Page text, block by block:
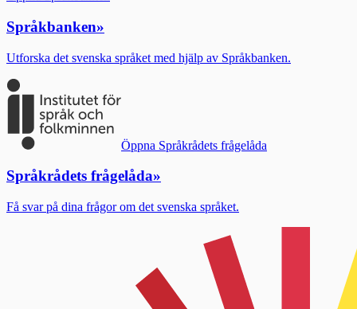
Språkbanken»
Utforska det svenska språket med hjälp av Språkbanken.
Öppna Språkrådets frågelåda
Språkrådets frågelåda»
Få svar på dina frågor om det svenska språket.